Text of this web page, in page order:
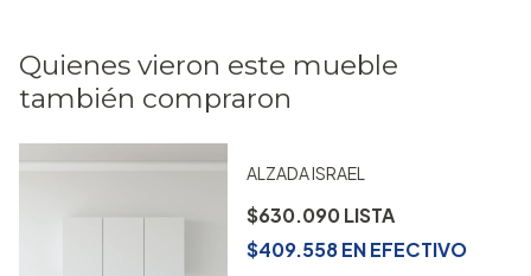
Quienes vieron este mueble
también compraron
ALZADA ISRAEL
$630.090
$409.558ENEFECTIVO